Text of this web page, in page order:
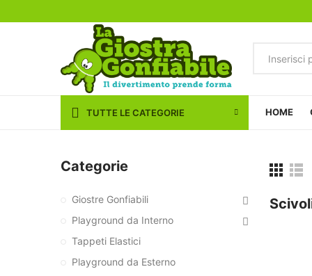
TUTTE LE CATEGORIE HOME
Categorie
Giostre Gonfiabili
Playground da Interno
Tappeti Elastici
Playground da Esterno